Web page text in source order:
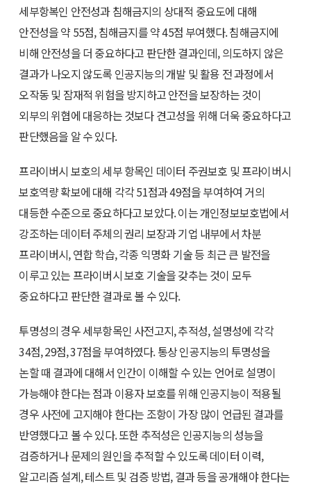
세부항복인 안전성과 침해금지의 상대적 중요도에 대해
안전성을 약 55점, 침해금지를 약 45점 부여했다. 침해금지에
비해 안전성을 더 중요하다고 판단한 결과인데, 의도하지 않은
결과가 나오지 않도록 인공지능의 개발 및 활용 전 과정에서
오작동 및 잠재적 위험을 방지하고 안전을 보장하는 것이
외부의 위협에 대응하는 것보다 견고성을 위해 더욱 중요하다고
판단했음을 알 수 있다.
프라이버시 보호의 세부 항목인 데이터 주권보호 및 프라이버시
보호역량 확보에 대해 각각 51점과 49점을 부여하여 거의
대등한 수준으로 중요하다고 보았다. 이는 개인정보보호법에서
강조하는 데이터 주체의 권리 보장과 기업 내부에서 차분
프라이버시, 연합 학습, 각종 익명화 기술 등 최근 큰 발전을
이루고 있는 프라이버시 보호 기술을 갖추는 것이 모두
중요하다고 판단한 결과로 볼 수 있다.
투명성의 경우 세부항목인 사전고지, 추적성, 설명성에 각각
34점, 29점, 37점을 부여하였다. 통상 인공지능의 투명성을
논할 때 결과에 대해서 인간이 이해할 수 있는 언어로 설명이
가능해야 한다는 점과 이용자 보호를 위해 인공지능이 적용될
경우 사전에 고지해야 한다는 조항이 가장 많이 언급된 결과를
반영했다고 볼 수 있다. 또한 추적성은 인공지능의 성능을
검증하거나 문제의 원인을 추적할 수 있도록 데이터 이력,
알고리즘 설계, 테스트 및 검증 방법, 결과 등을 공개해야 한다는